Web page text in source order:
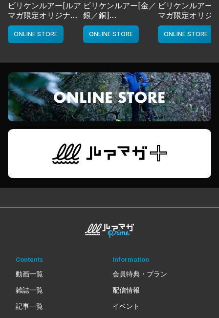
ビリケンルアー[ルア
マガ限定オリジナル
カラー／LMチャー
ト]
deps
ONLINE STORE
ビリケンルアー[金／
銀／銅]
deps
ONLINE STORE
ビリケンルアー[
マガ限定オリジ
カラー／LMボー
ワイト]
deps
ONLINE STORE
Contents
動画一覧
雑誌一覧
記事一覧
Information
会員特典・プラン
配信情報
イベント